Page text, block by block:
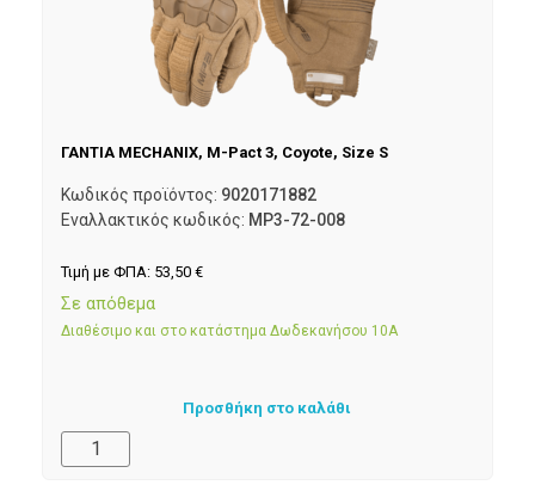
ΓΑΝΤΙΑ MECHANIX, M-Pact 3, Coyote, Size S
Κωδικός προϊόντος: 9020171882
Εναλλακτικός κωδικός: MP3-72-008
Τιμή με ΦΠΑ: 53,50 €
Σε απόθεμα
Διαθέσιμο και στο κατάστημα Δωδεκανήσου 10Α
Προσθήκη στο καλάθι